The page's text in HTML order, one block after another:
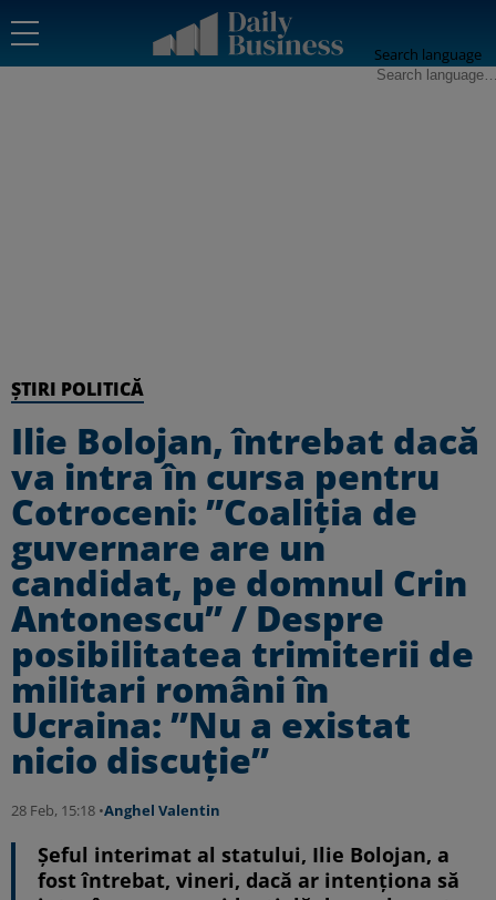
Search language
ȘTIRI POLITICĂ
Ilie Bolojan, întrebat dacă
va intra în cursa pentru
Cotroceni: ”Coaliţia de
guvernare are un
candidat, pe domnul Crin
Antonescu” / Despre
posibilitatea trimiterii de
militari români în
Ucraina: ”Nu a existat
nicio discuție”
28 Feb, 15:18 •Anghel Valentin
Șeful interimat al statului, Ilie Bolojan, a
fost întrebat, vineri, dacă ar intenționa să